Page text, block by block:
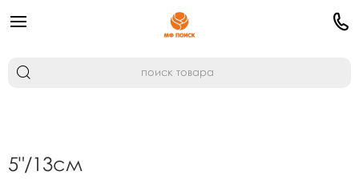
5"/13см